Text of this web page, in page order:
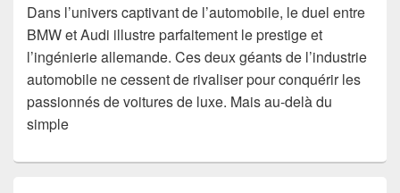
Dans l’univers captivant de l’automobile, le duel entre
BMW et Audi illustre parfaitement le prestige et
l’ingénierie allemande. Ces deux géants de l’industrie
automobile ne cessent de rivaliser pour conquérir les
passionnés de voitures de luxe. Mais au-delà du
simple